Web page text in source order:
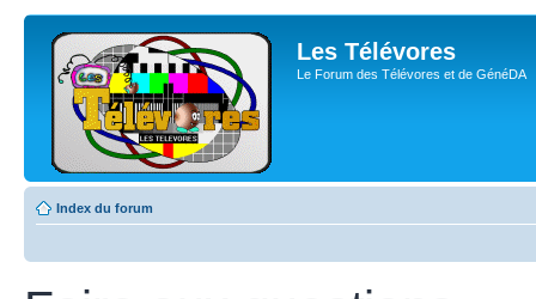
Les Télévores
Le Forum des Télévores et de GénéDA
Index du forum